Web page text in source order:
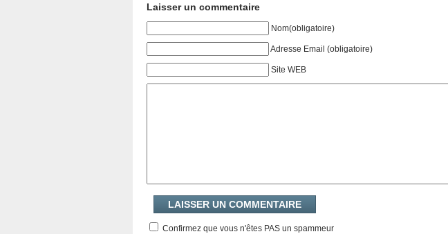
Laisser un commentaire
Nom(obligatoire)
Adresse Email (obligatoire)
Site WEB
Confirmez que vous n'êtes PAS un spammeur